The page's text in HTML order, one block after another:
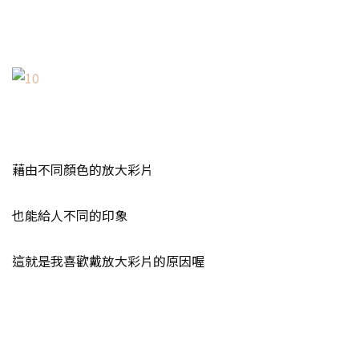
藉由不同顏色的放大彩片
也能給人不同的印象
這就是我喜歡戴放大彩片的原因喔